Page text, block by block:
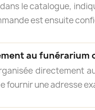
le catalogue,
est ensuite
au funérarium
directement
fournir une adresse